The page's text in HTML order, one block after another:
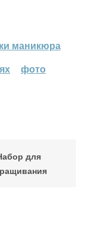
маникюра
фото
для